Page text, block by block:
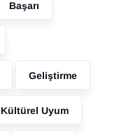
Başarı
Geliştirme
Kültürel Uyum